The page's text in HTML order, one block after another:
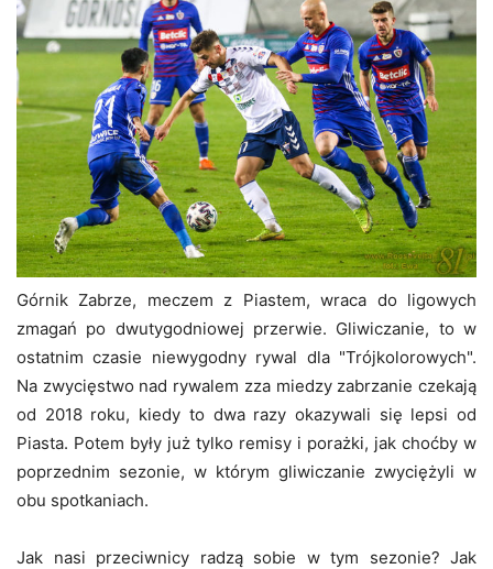
Górnik Zabrze, meczem z Piastem, wraca do ligowych
zmagań po dwutygodniowej przerwie. Gliwiczanie, to w
ostatnim czasie niewygodny rywal dla "Trójkolorowych".
Na zwycięstwo nad rywalem zza miedzy zabrzanie czekają
od 2018 roku, kiedy to dwa razy okazywali się lepsi od
Piasta. Potem były już tylko remisy i porażki, jak choćby w
poprzednim sezonie, w którym gliwiczanie zwyciężyli w
obu spotkaniach.
Jak nasi przeciwnicy radzą sobie w tym sezonie? Jak